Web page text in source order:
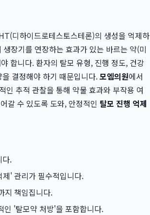
디하이드로테스토스테론)의 생성을 억제하
장기를 연장하는 효과가 있는 바르는 약(미
합니다. 환자의 탈모 유형, 진행 정도, 건강
결정해야 하기 때문입니다.모엠의원에서
인 추적 관찰을 통해 약물 효과와 부작용 여
갈 수 있도록 도와, 안정적인 탈모 진행 억제
다.
' 관리가 필수적입니다.
지 책임집니다.
인 '탈모약 처방'을 포함합니다.